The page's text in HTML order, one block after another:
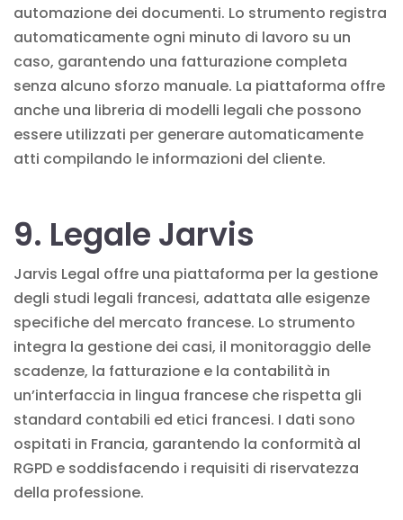
automazione dei documenti. Lo strumento registra
automaticamente ogni minuto di lavoro su un
caso, garantendo una fatturazione completa
senza alcuno sforzo manuale. La piattaforma offre
anche una libreria di modelli legali che possono
essere utilizzati per generare automaticamente
atti compilando le informazioni del cliente.
9. Legale Jarvis
Jarvis Legal offre una piattaforma per la gestione
degli studi legali francesi, adattata alle esigenze
specifiche del mercato francese. Lo strumento
integra la gestione dei casi, il monitoraggio delle
scadenze, la fatturazione e la contabilità in
un’interfaccia in lingua francese che rispetta gli
standard contabili ed etici francesi. I dati sono
ospitati in Francia, garantendo la conformità al
RGPD e soddisfacendo i requisiti di riservatezza
della professione.